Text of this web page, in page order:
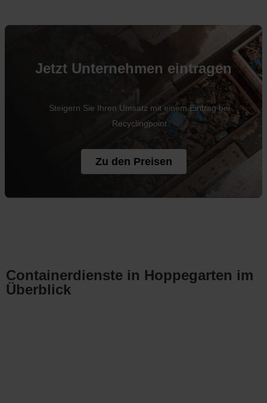
Jetzt Unternehmen eintragen
Steigern Sie Ihren Umsatz mit einem Eintrag bei
Recyclingpoint
Zu den Preisen
Containerdienste in Hoppegarten im
Überblick